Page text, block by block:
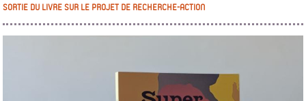
SORTIE DU LIVRE SUR LE PROJET DE RECHERCHE-ACTION